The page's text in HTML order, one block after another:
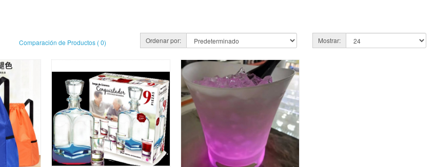
Comparación de Productos ( 0) Ordenar por: Mostrar: